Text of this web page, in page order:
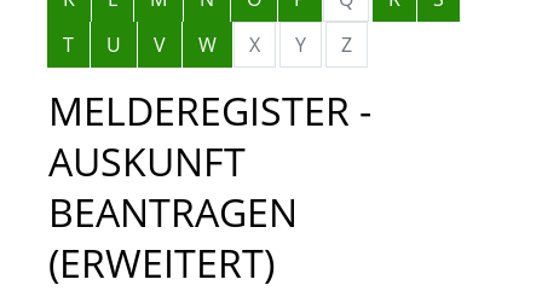
T
U V W X Y Z
MELDEREGISTER -
AUSKUNFT
BEANTRAGEN
(ERWEITERT)